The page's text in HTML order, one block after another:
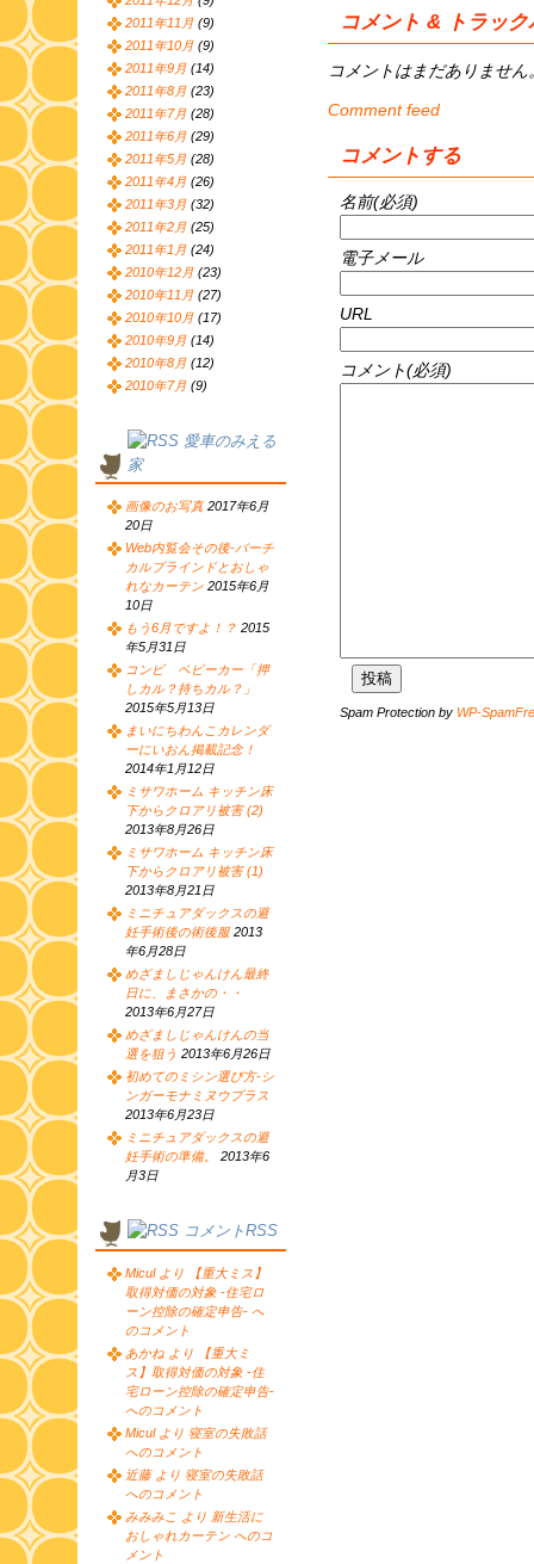
コメント & トラック
コメントはまだありません
Comment feed
コメントする
名前(必須)
電子メール
URL
コメント(必須)
Spam Protection by WP-
2011年11月 (9)
2011年10月 (9)
2011年9月 (14)
2011年8月 (23)
2011年7月 (28)
2011年6月 (29)
2011年5月 (28)
2011年4月 (26)
2011年3月 (32)
2011年2月 (25)
2011年1月 (24)
2010年12月 (23)
2010年11月 (27)
2010年10月 (17)
2010年9月 (14)
2010年8月 (12)
2010年7月 (9)
愛車のみえる
家
画像のお写真 2017年6月
20日
Web内覧会その後-バーチ
カルブラインドとおしゃ
れなカーテン 2015年6月
10日
もう6月ですよ！？ 2015
年5月31日
コンビ ベビーカー「押
しカル？持ちカル？」
2015年5月13日
まいにちわんこカレンダ
ーにいおん掲載記念！
2014年1月12日
ミサワホーム キッチン床
下からクロアリ被害 (2)
2013年8月26日
ミサワホーム キッチン床
下からクロアリ被害 (1)
2013年8月21日
ミニチュアダックスの避
妊手術後の術後服 2013
年6月28日
めざましじゃんけん最終
日に、まさかの・・
2013年6月27日
めざましじゃんけんの当
選を狙う 2013年6月26日
初めてのミシン選び方-シ
ンガーモナミヌウプラス
2013年6月23日
ミニチュアダックスの避
妊手術の準備。
2013年6
月3日
コメントRSS
Micul より 【重大ミス】
取得対価の対象 -住宅ロ
ーン控除の確定申告- へ
のコメント
あかね より 【重大ミ
ス】取得対価の対象 -住
宅ローン控除の確定申告-
へのコメント
Micul より 寝室の失敗話
へのコメント
近藤 より 寝室の失敗話
へのコメント
みみみこ より 新生活に
おしゃれカーテン へのコ
メント